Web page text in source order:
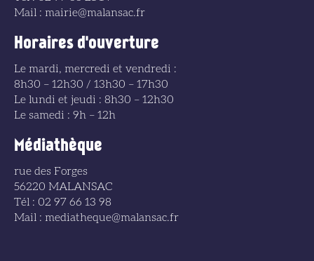
Mail : mairie@malansac.fr
Horaires d'ouverture
Le mardi, mercredi et vendredi :
8h30 – 12h30 / 13h30 – 17h30
Le lundi et jeudi : 8h30 – 12h30
Le samedi : 9h – 12h
Médiathèque
rue des Forges
56220 MALANSAC
Tél : 02 97 66 13 98
Mail : mediatheque@malansac.fr